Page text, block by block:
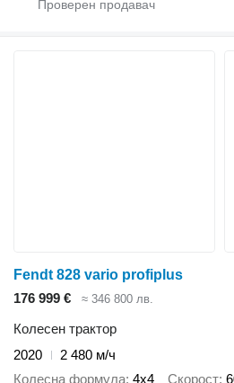
Fendt 828 vario profiplus
176 999 €
≈ 346 800 лв.
Колесен трактор
2020
2 480 м/ч
Колесна формула 4x4 Скорост